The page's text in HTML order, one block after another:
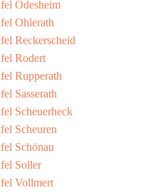
Odesheim
Ohlerath
Reckerscheid
Rodert
Rupperath
Sasserath
Scheuerheck
Scheuren
Schönau
Soller
Vollmert